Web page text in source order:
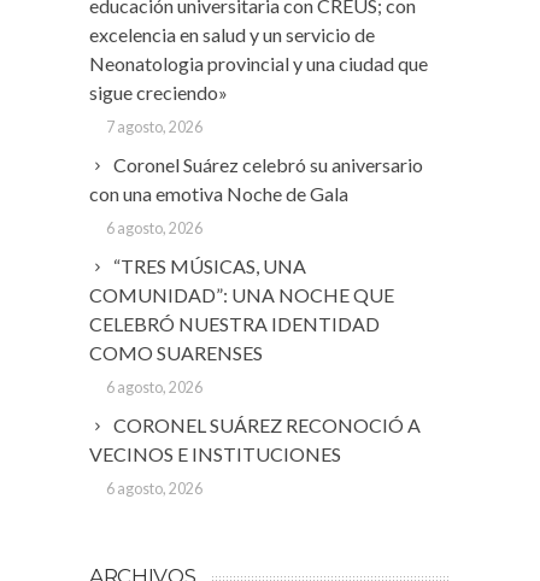
educación universitaria con CREUS; con
excelencia en salud y un servicio de
Neonatologia provincial y una ciudad que
sigue creciendo»
7 agosto, 2026
Coronel Suárez celebró su aniversario
con una emotiva Noche de Gala
6 agosto, 2026
“TRES MÚSICAS, UNA
COMUNIDAD”: UNA NOCHE QUE
CELEBRÓ NUESTRA IDENTIDAD
COMO SUARENSES
6 agosto, 2026
CORONEL SUÁREZ RECONOCIÓ A
VECINOS E INSTITUCIONES
6 agosto, 2026
ARCHIVOS